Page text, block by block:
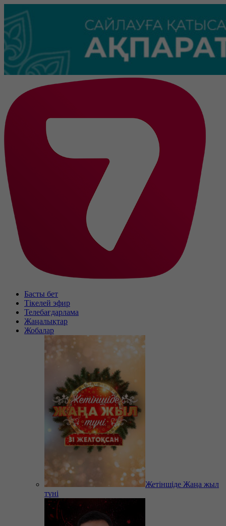
Басты бет
Тікелей эфир
Телебағдарлама
Жаңалықтар
Жобалар
Жетіншіде Жаңа жыл
түні